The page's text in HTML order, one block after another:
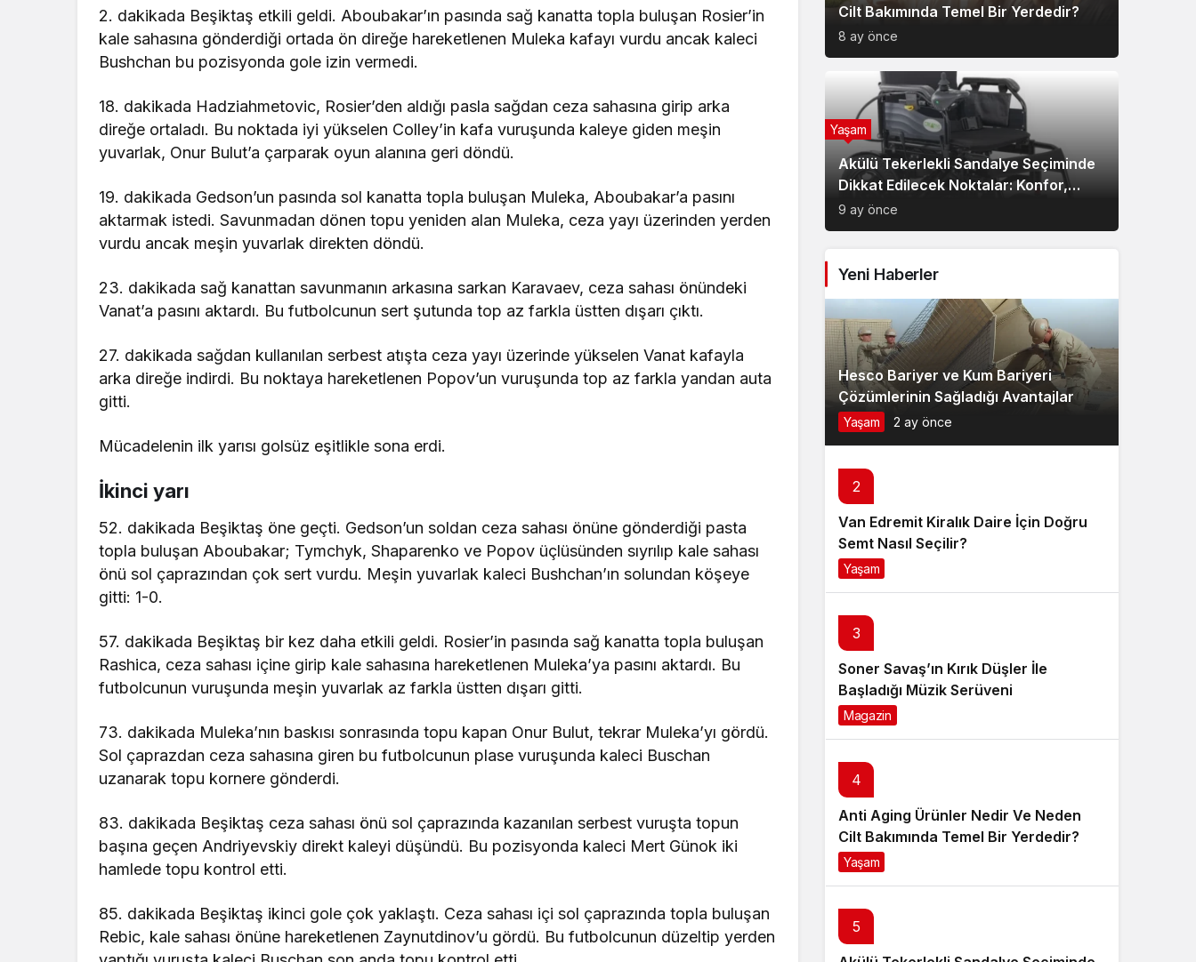
2. dakikada Beşiktaş etkili geldi. Aboubakar’ın pasında sağ kanatta topla buluşan Rosier’in
kale sahasına gönderdiği ortada ön direğe hareketlenen Muleka kafayı vurdu ancak kaleci
Bushchan bu pozisyonda gole izin vermedi.
18. dakikada Hadziahmetovic, Rosier’den aldığı pasla sağdan ceza sahasına girip arka
direğe ortaladı. Bu noktada iyi yükselen Colley’in kafa vuruşunda kaleye giden meşin
yuvarlak, Onur Bulut’a çarparak oyun alanına geri döndü.
19. dakikada Gedson’un pasında sol kanatta topla buluşan Muleka, Aboubakar’a pasını
aktarmak istedi. Savunmadan dönen topu yeniden alan Muleka, ceza yayı üzerinden yerden
vurdu ancak meşin yuvarlak direkten döndü.
23. dakikada sağ kanattan savunmanın arkasına sarkan Karavaev, ceza sahası önündeki
Vanat’a pasını aktardı. Bu futbolcunun sert şutunda top az farkla üstten dışarı çıktı.
27. dakikada sağdan kullanılan serbest atışta ceza yayı üzerinde yükselen Vanat kafayla
arka direğe indirdi. Bu noktaya hareketlenen Popov’un vuruşunda top az farkla yandan auta
gitti.
Mücadelenin ilk yarısı golsüz eşitlikle sona erdi.
İkinci yarı
52. dakikada Beşiktaş öne geçti. Gedson’un soldan ceza sahası önüne gönderdiği pasta
topla buluşan Aboubakar; Tymchyk, Shaparenko ve Popov üçlüsünden sıyrılıp kale sahası
önü sol çaprazından çok sert vurdu. Meşin yuvarlak kaleci Bushchan’ın solundan köşeye
gitti: 1-0.
57. dakikada Beşiktaş bir kez daha etkili geldi. Rosier’in pasında sağ kanatta topla buluşan
Rashica, ceza sahası içine girip kale sahasına hareketlenen Muleka’ya pasını aktardı. Bu
futbolcunun vuruşunda meşin yuvarlak az farkla üstten dışarı gitti.
73. dakikada Muleka’nın baskısı sonrasında topu kapan Onur Bulut, tekrar Muleka’yı gördü.
Sol çaprazdan ceza sahasına giren bu futbolcunun plase vuruşunda kaleci Buschan
uzanarak topu kornere gönderdi.
83. dakikada Beşiktaş ceza sahası önü sol çaprazında kazanılan serbest vuruşta topun
başına geçen Andriyevskiy direkt kaleyi düşündü. Bu pozisyonda kaleci Mert Günok iki
hamlede topu kontrol etti.
85. dakikada Beşiktaş ikinci gole çok yaklaştı. Ceza sahası içi sol çaprazında topla buluşan
Rebic, kale sahası önüne hareketlenen Zaynutdinov’u gördü. Bu futbolcunun düzeltip yerden
Cilt Bakımında Temel Bir Yerdedir?
8 ay önce
Akülü Tekerlekli Sandalye Seçiminde
Dikkat Edilecek Noktalar: Konfor,
Güvenlik ve Doğru Model Tercihi
9 ay önce
Yaşam
Yeni Haberler
Hesco Bariyer ve Kum Bariyeri
Çözümlerinin Sağladığı Avantajlar
Yaşam 2 ay önce
2
Van Edremit Kiralık Daire İçin Doğru
Semt Nasıl Seçilir?
Yaşam
3
Soner Savaş’ın Kırık Düşler İle
Başladığı Müzik Serüveni
Magazin
4
Anti Aging Ürünler Nedir Ve Neden
Cilt Bakımında Temel Bir Yerdedir?
Yaşam
5